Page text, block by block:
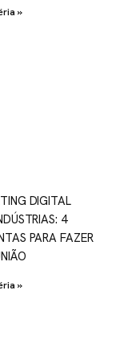
»
DIGITAL
4
PARA FAZER
»